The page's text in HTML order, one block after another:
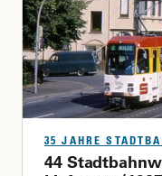
35 JAHRE
44